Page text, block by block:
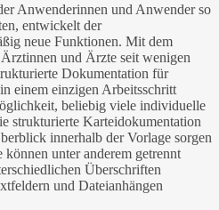
Anwenderinnen und Anwender so
entwickelt der
neue Funktionen. Mit dem
und Ärzte seit wenigen
Dokumentation für
einem einzigen Arbeitsschritt
beliebig viele individuelle
strukturierte Karteidokumentation
innerhalb der Vorlage sorgen
unter anderem getrennt
Überschriften
und Dateianhängen